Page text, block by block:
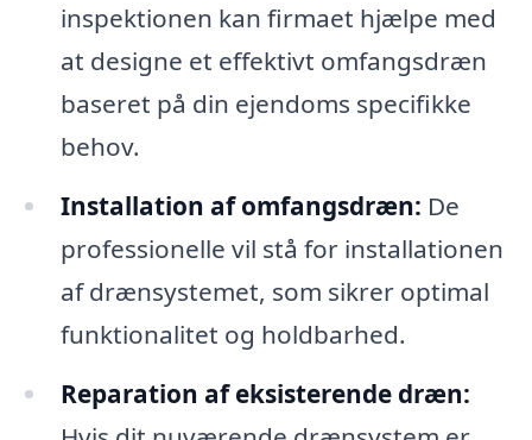
inspektionen kan firmaet hjælpe med
at designe et effektivt omfangsdræn
baseret på din ejendoms specifikke
behov.
Installation af omfangsdræn: De
professionelle vil stå for installationen
af drænsystemet, som sikrer optimal
funktionalitet og holdbarhed.
Reparation af eksisterende dræn: